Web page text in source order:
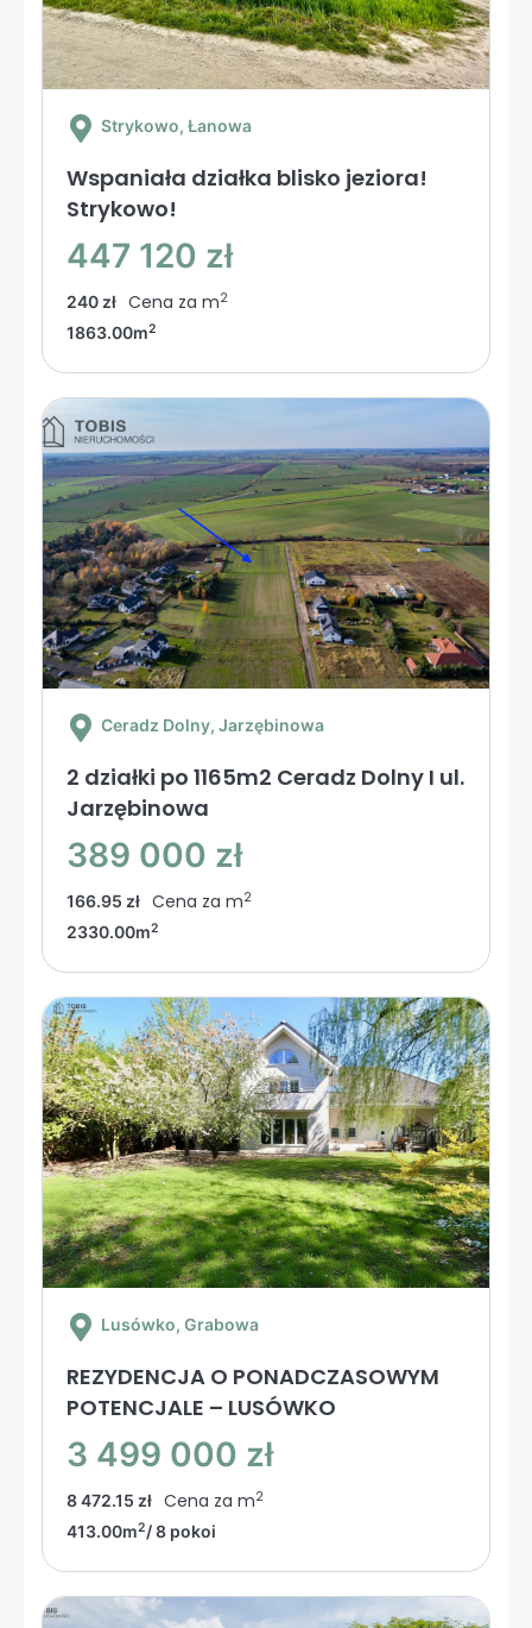
Strykowo, Łanowa
Wspaniała działka blisko jeziora!
Strykowo!
447 120 zł
240 zł Cena za m2
1863.00m2
Ceradz Dolny, Jarzębinowa
2 działki po 1165m2 Ceradz Dolny I ul.
Jarzębinowa
389 000 zł
166.95 zł Cena za m2
2330.00m2
Lusówko, Grabowa
REZYDENCJA O PONADCZASOWYM
POTENCJALE – LUSÓWKO
3 499 000 zł
8 472.15 zł Cena za m2
413.00m2/ 8 pokoi